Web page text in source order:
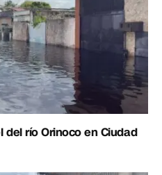
del río Orinoco en Ciudad